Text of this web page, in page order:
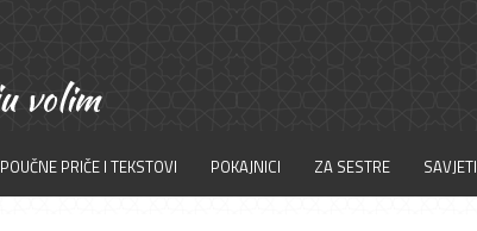
POUČNE PRIČE I TEKSTOVI POKAJNICI ZA SESTRE SAVJETI